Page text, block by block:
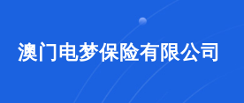
澳门电梦保险有限公司